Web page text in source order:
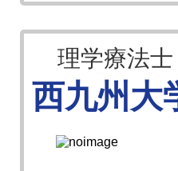
理学療法
西九州大